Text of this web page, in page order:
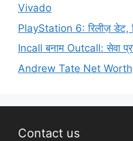
Vivado
PlayStation 6: रिलीज़ डेट,
Incall बनाम Outcall: सेवा
Andrew Tate Net
Contact us